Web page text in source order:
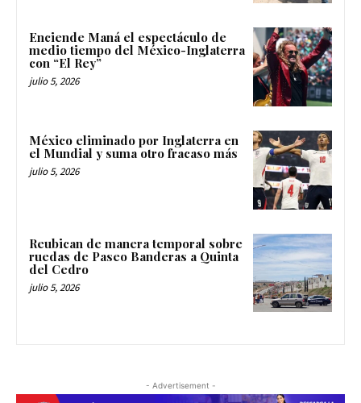
Enciende Maná el espectáculo de
medio tiempo del México-Inglaterra
con “El Rey”
julio 5, 2026
México eliminado por Inglaterra en
el Mundial y suma otro fracaso más
julio 5, 2026
Reubican de manera temporal sobre
ruedas de Paseo Banderas a Quinta
del Cedro
julio 5, 2026
- Advertisement -